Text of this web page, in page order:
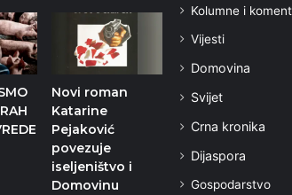
Novi roman
Katarine
Pejaković
povezuje
iseljeništvo i
Domovinu
Kolumne i
Vijesti
Domovina
Svijet
Crna kronika
Dijaspora
Gospodarstvo